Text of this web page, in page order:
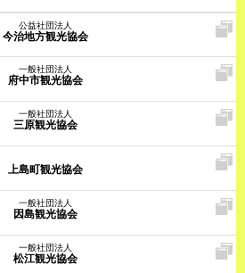
公益社団法人
今治地方観光協会
一般社団法人
府中市観光協会
一般社団法人
三原観光協会
上島町観光協会
一般社団法人
因島観光協会
一般社団法人
松江観光協会